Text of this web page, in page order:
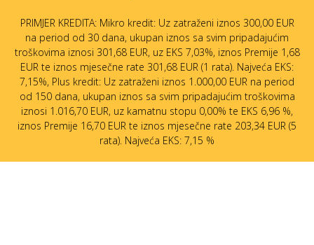
PRIMJER KREDITA: Mikro kredit: Uz zatraženi iznos 300,00 EUR
na period od 30 dana, ukupan iznos sa svim pripadajućim
troškovima iznosi 301,68 EUR, uz EKS 7,03%, iznos Premije 1,68
EUR te iznos mjesečne rate 301,68 EUR (1 rata). Najveća EKS:
7,15%, Plus kredit: Uz zatraženi iznos 1.000,00 EUR na period
od 150 dana, ukupan iznos sa svim pripadajućim troškovima
iznosi 1.016,70 EUR, uz kamatnu stopu 0,00% te EKS 6,96 %,
iznos Premije 16,70 EUR te iznos mjesečne rate 203,34 EUR (5
rata). Najveća EKS: 7,15 %